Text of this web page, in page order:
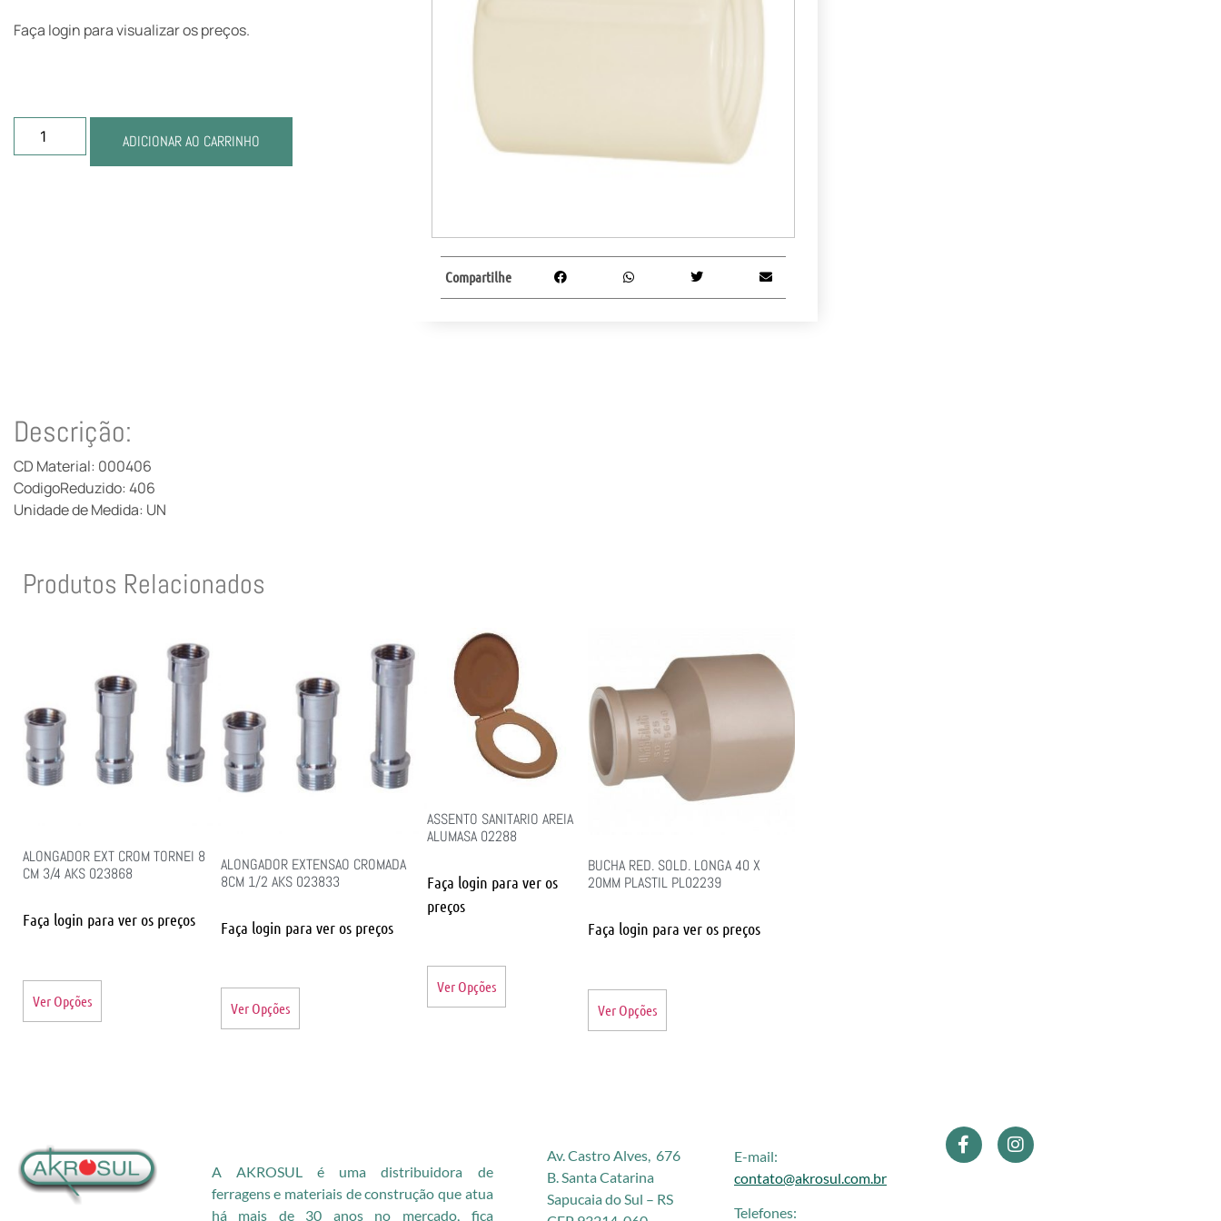
Faça login para visualizar os preços.
ADICIONAR AO CARRINHO
Compartilhe
Descrição:
CD Material: 000406
CodigoReduzido: 406
Unidade de Medida: UN
Produtos Relacionados
ALONGADOR EXT CROM TORNEI 8
CM 3/4 AKS 023868
Faça login para ver os preços
Ver Opções
ALONGADOR EXTENSAO CROMADA
8CM 1/2 AKS 023833
Faça login para ver os preços
Ver Opções
ASSENTO SANITARIO AREIA
ALUMASA 02288
Faça login para ver os
preços
Ver Opções
BUCHA RED. SOLD. LONGA 40 X
20MM PLASTIL PL02239
Faça login para ver os preços
Ver Opções
A AKROSUL é uma distribuidora de
ferragens e materiais de construção que atua
há mais de 30 anos no mercado, fica
Av. Castro Alves, 676
B. Santa Catarina
Sapucaia do Sul – RS
E-mail:
contato@akrosul.com.br
Telefones: